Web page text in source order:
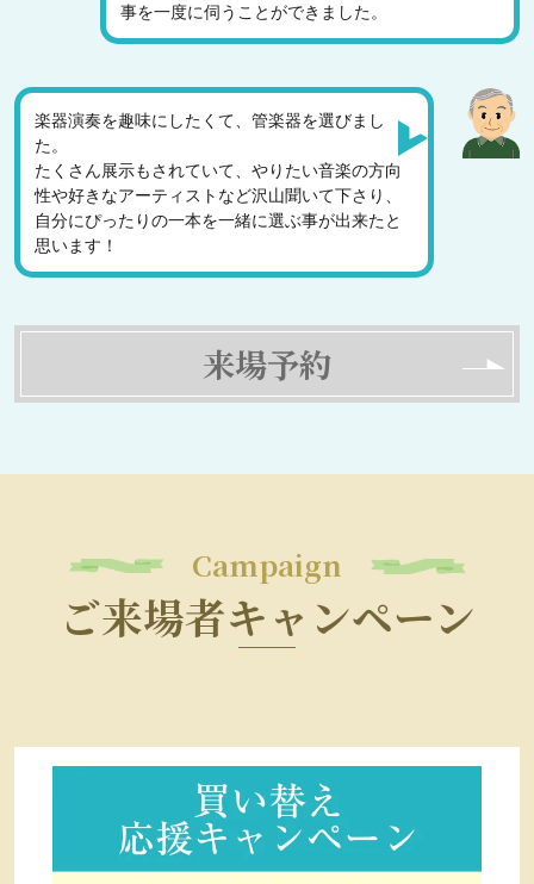
事を一度に伺うことができました。
楽器演奏を趣味にしたくて、管楽器を選びまし
た。
たくさん展示もされていて、やりたい音楽の方向
性や好きなアーティストなど沢山聞いて下さり、
自分にぴったりの一本を一緒に選ぶ事が出来たと
思います！
来場予約
Campaign
ご来場者キャンペーン